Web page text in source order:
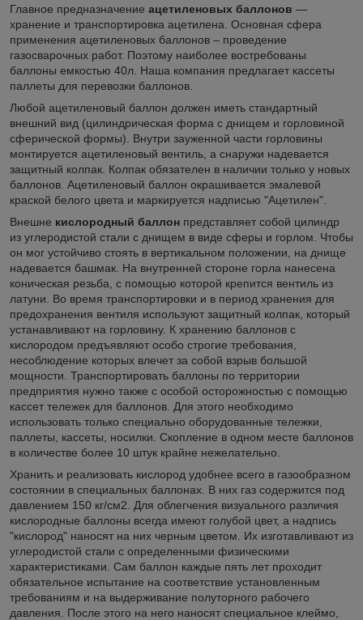
Главное предназначение ацетиленовых баллонов ―
хранение и транспортировка ацетилена. Основная сфера
применения ацетиленовых баллонов – проведение
газосварочных работ. Поэтому наиболее востребованы
баллоны емкостью 40л. Наша компания предлагает кассеты
паллеты для перевозки баллонов.
Любой ацетиленовый баллон должен иметь стандартный
внешний вид (цилиндрическая форма с днищем и горловиной
сферической формы). Внутри зауженной части горловины
монтируется ацетиленовый вентиль, а снаружи надевается
защитный колпак. Колпак обязателен в наличии только у новых
баллонов. Ацетиленовый баллон окрашивается эмалевой
краской белого цвета и маркируется надписью "Ацетилен".
Внешне кислородный баллон представляет собой цилиндр
из углеродистой стали с днищем в виде сферы и горлом. Чтобы
он мог устойчиво стоять в вертикальном положении, на днище
надевается башмак. На внутренней стороне горла нанесена
коническая резьба, с помощью которой крепится вентиль из
латуни. Во время транспортировки и в период хранения для
предохранения вентиля используют защитный колпак, который
устанавливают на горловину. К хранению баллонов с
кислородом предъявляют особо строгие требования,
несоблюдение которых влечет за собой взрыв большой
мощности. Транспортировать баллоны по территории
предприятия нужно также с особой осторожностью с помощью
кассет тележек для баллонов. Для этого необходимо
использовать только специально оборудованные тележки,
паллеты, кассеты, носилки. Скопление в одном месте баллонов
в количестве более 10 штук крайне нежелательно.
Хранить и реализовать кислород удобнее всего в газообразном
состоянии в специальных баллонах. В них газ содержится под
давлением 150 кг/см2. Для облегчения визуального различия
кислородные баллоны всегда имеют голубой цвет, а надпись
"кислород" наносят на них черным цветом. Их изготавливают из
углеродистой стали с определенными физическими
характеристиками. Сам баллон каждые пять лет проходит
обязательное испытание на соответствие установленным
требованиям и на выдерживание полуторного рабочего
давления. После этого на него наносят специальное клеймо,